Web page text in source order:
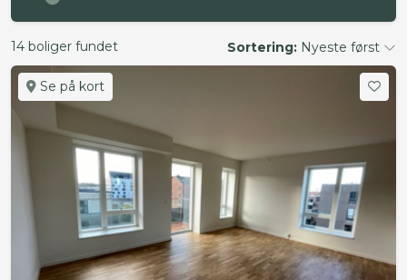
14 boliger fundet Sortering: Nyeste først
Se på kort